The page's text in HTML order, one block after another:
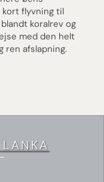
flyvning til
koralrev og
med den helt
ren afslapning.